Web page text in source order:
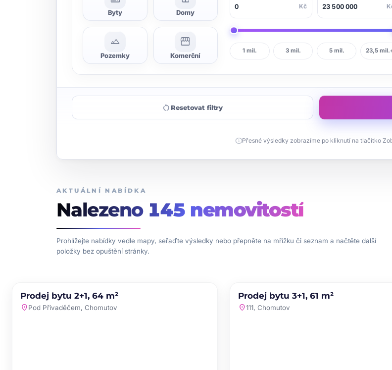
Byty Domy
landscape
Pozemky
storefront
Komerční
Kč
1 mil. 3 mil. 5 mil. 23,5
restart_alt Resetovat filtry
infoPřesné výsledky zobrazíme po kliknutí na tlačítko
AKTUÁLNÍ NABÍDKA
Nalezeno 145 nemovitostí
Prohlížejte nabídky vedle mapy, seřaďte výsledky nebo přepněte na mřížku či seznam a načtěte další
položky bez opuštění stránky.
PRODEJ NOVINKA
Prodej bytu 2+1, 64 m²
location_onPod Přivaděčem, Chomutov
PRODEJ NOVINKA
Prodej bytu 3+1, 61 m²
location_on111, Chomutov